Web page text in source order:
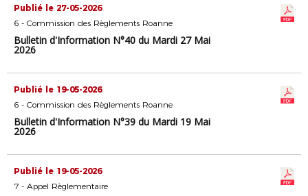
Publié le 27-05-2026
6 - Commission des Règlements Roanne
Bulletin d'Information N°40 du Mardi 27 Mai
2026
Publié le 19-05-2026
6 - Commission des Règlements Roanne
Bulletin d'Information N°39 du Mardi 19 Mai
2026
Publié le 19-05-2026
7 - Appel Règlementaire